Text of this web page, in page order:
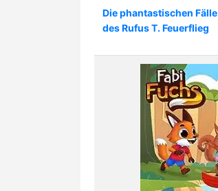
Die phantastischen Fälle
des Rufus T. Feuerflieg